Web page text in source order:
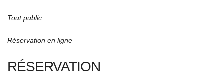
Tout public
Réservation en ligne
RÉSERVATION